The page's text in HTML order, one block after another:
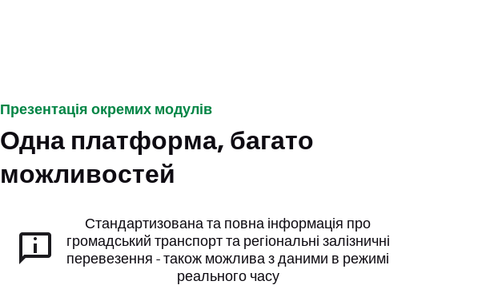
Презентація окремих модулів
Одна платформа, багато
можливостей
Стандартизована та повна інформація про
громадський транспорт та регіональні залізничні
перевезення - також можлива з даними в режимі
реального часу